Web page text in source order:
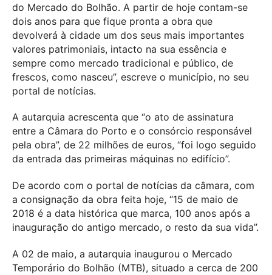
do Mercado do Bolhão. A partir de hoje contam-se
dois anos para que fique pronta a obra que
devolverá à cidade um dos seus mais importantes
valores patrimoniais, intacto na sua essência e
sempre como mercado tradicional e público, de
frescos, como nasceu”, escreve o município, no seu
portal de notícias.
A autarquia acrescenta que “o ato de assinatura
entre a Câmara do Porto e o consórcio responsável
pela obra”, de 22 milhões de euros, “foi logo seguido
da entrada das primeiras máquinas no edifício”.
De acordo com o portal de notícias da câmara, com
a consignação da obra feita hoje, “15 de maio de
2018 é a data histórica que marca, 100 anos após a
inauguração do antigo mercado, o resto da sua vida”.
A 02 de maio, a autarquia inaugurou o Mercado
Temporário do Bolhão (MTB), situado a cerca de 200